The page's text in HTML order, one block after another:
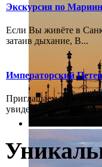
Экскурсия по
Если Вы живёте в
затаив дыхание, В...
Императорский
Приглашаем на
увидеть «Дворец